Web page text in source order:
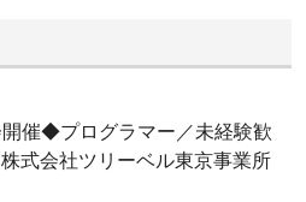
催◆プログラマー／未経験歓
式会社ツリーベル東京事業所